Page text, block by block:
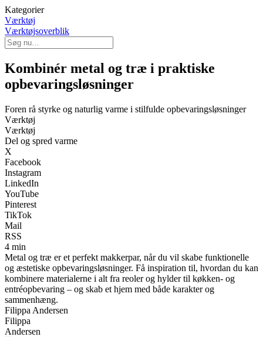
Kategorier
Værktøj
Værktøjsoverblik
Kombinér metal og træ i praktiske
opbevaringsløsninger
Foren rå styrke og naturlig varme i stilfulde opbevaringsløsninger
Værktøj
Værktøj
Del og spred varme
X
Facebook
Instagram
LinkedIn
YouTube
Pinterest
TikTok
Mail
RSS
4 min
Metal og træ er et perfekt makkerpar, når du vil skabe funktionelle
og æstetiske opbevaringsløsninger. Få inspiration til, hvordan du kan
kombinere materialerne i alt fra reoler og hylder til køkken- og
entréopbevaring – og skab et hjem med både karakter og
sammenhæng.
Filippa Andersen
Filippa
Andersen